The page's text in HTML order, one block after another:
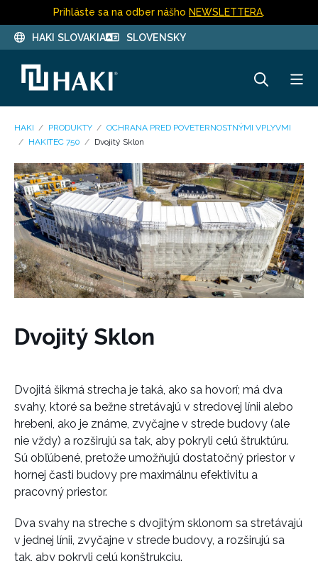
Prihláste sa na odber nášho NEWSLETTERA.
HAKI SLOVAKIA SLOVENSKY
HAKI PRODUKTY
OCHRANA PRED POVETERNOSTNÝMI VPLYVMI
HAKITEC 750
Dvojitý Sklon
Dvojitý Sklon
Dvojitá šikmá strecha je taká, ako sa hovorí; má dva
svahy, ktoré sa bežne stretávajú v stredovej línii alebo
hrebeni, ako je známe, zvyčajne v strede budovy (ale
nie vždy) a rozširujú sa tak, aby pokryli celú štruktúru.
Sú obľúbené, pretože umožňujú dostatočný priestor v
hornej časti budovy pre maximálnu efektivitu a
pracovný priestor.
Dva svahy na streche s dvojitým sklonom sa stretávajú
v jednej línii, zvyčajne v strede budovy, a rozširujú sa
tak, aby pokryli celú konštrukciu.